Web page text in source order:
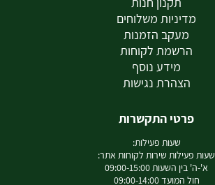
מדיניות משלוחים
מעקב הזמנות
הרשמת לקוחות
מידע נוסף
הצהרת נגישות
פרטי התקשרות
שעות פעילות:
שעות פעילות שירות לקוחות אתר:
א'-ה' בין השעות 09:00-15:00
חול המועד 09:00-14:00